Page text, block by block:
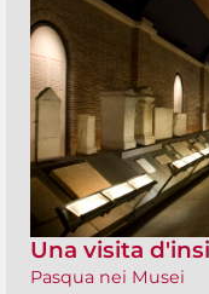
Una visita
Pasqua nei Musei